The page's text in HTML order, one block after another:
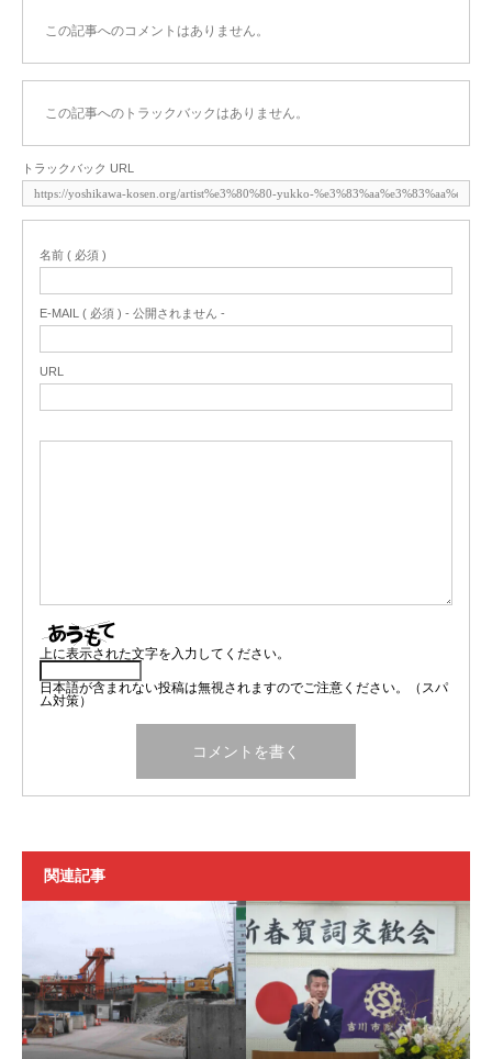
この記事へのコメントはありません。
この記事へのトラックバックはありません。
トラックバック URL
名前 ( 必須 )
E-MAIL ( 必須 ) - 公開されません -
URL
上に表示された文字を入力してください。
日本語が含まれない投稿は無視されますのでご注意ください。（スパ
ム対策）
関連記事